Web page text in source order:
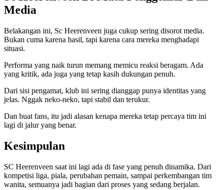
Media
Belakangan ini, Sc Heerenveen juga cukup sering disorot media.
Bukan cuma karena hasil, tapi karena cara mereka menghadapi
situasi.
Performa yang naik turun memang memicu reaksi beragam. Ada
yang kritik, ada juga yang tetap kasih dukungan penuh.
Dari sisi pengamat, klub ini sering dianggap punya identitas yang
jelas. Nggak neko-neko, tapi stabil dan terukur.
Dan buat fans, itu jadi alasan kenapa mereka tetap percaya tim ini
lagi di jalur yang benar.
Kesimpulan
SC Heerenveen saat ini lagi ada di fase yang penuh dinamika. Dari
kompetisi liga, piala, perubahan pemain, sampai perkembangan tim
wanita, semuanya jadi bagian dari proses yang sedang berjalan.